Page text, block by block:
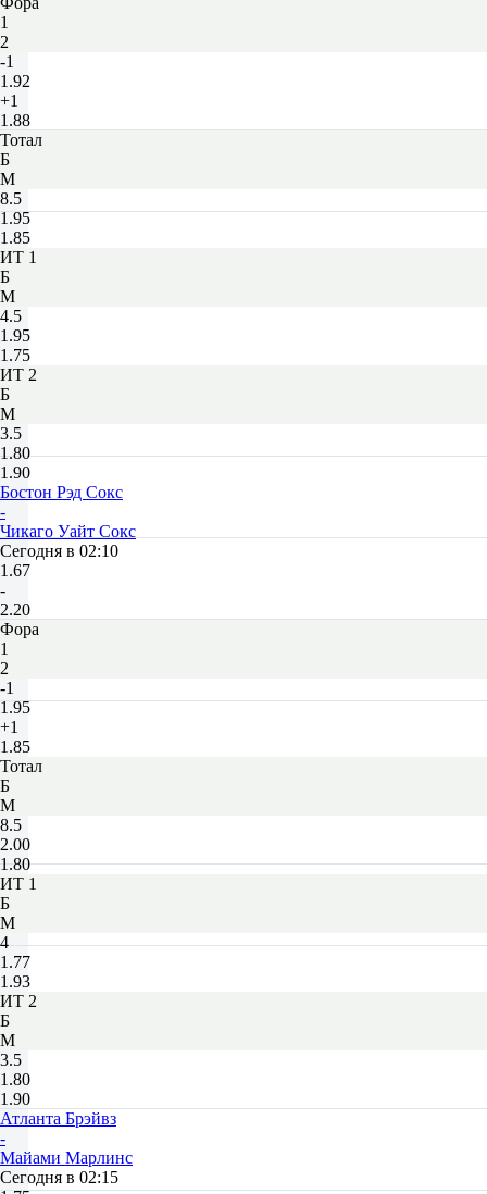
1
2
-1
1.92
+1
1.88
Тотал
Б
М
8.5
1.95
1.85
ИТ 1
Б
М
4.5
1.95
1.75
ИТ 2
Б
М
3.5
1.80
1.90
Бостон Рэд Сокс
-
Чикаго Уайт Сокс
Сегодня в 02:10
1.67
-
2.20
Фора
1
2
-1
1.95
+1
1.85
Тотал
Б
М
8.5
2.00
1.80
ИТ 1
Б
М
4
1.77
1.93
ИТ 2
Б
М
3.5
1.80
1.90
Атланта Брэйвз
-
Майами Марлинс
Сегодня в 02:15